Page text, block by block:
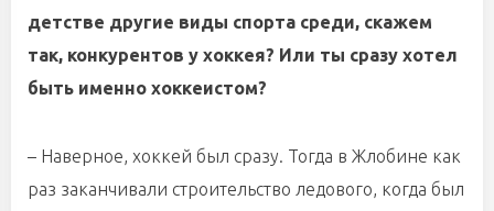
детстве другие виды спорта среди, скажем
так, конкурентов у хоккея? Или ты сразу хотел
быть именно хоккеистом?
– Наверное, хоккей был сразу. Тогда в Жлобине как
раз заканчивали строительство ледового, когда был